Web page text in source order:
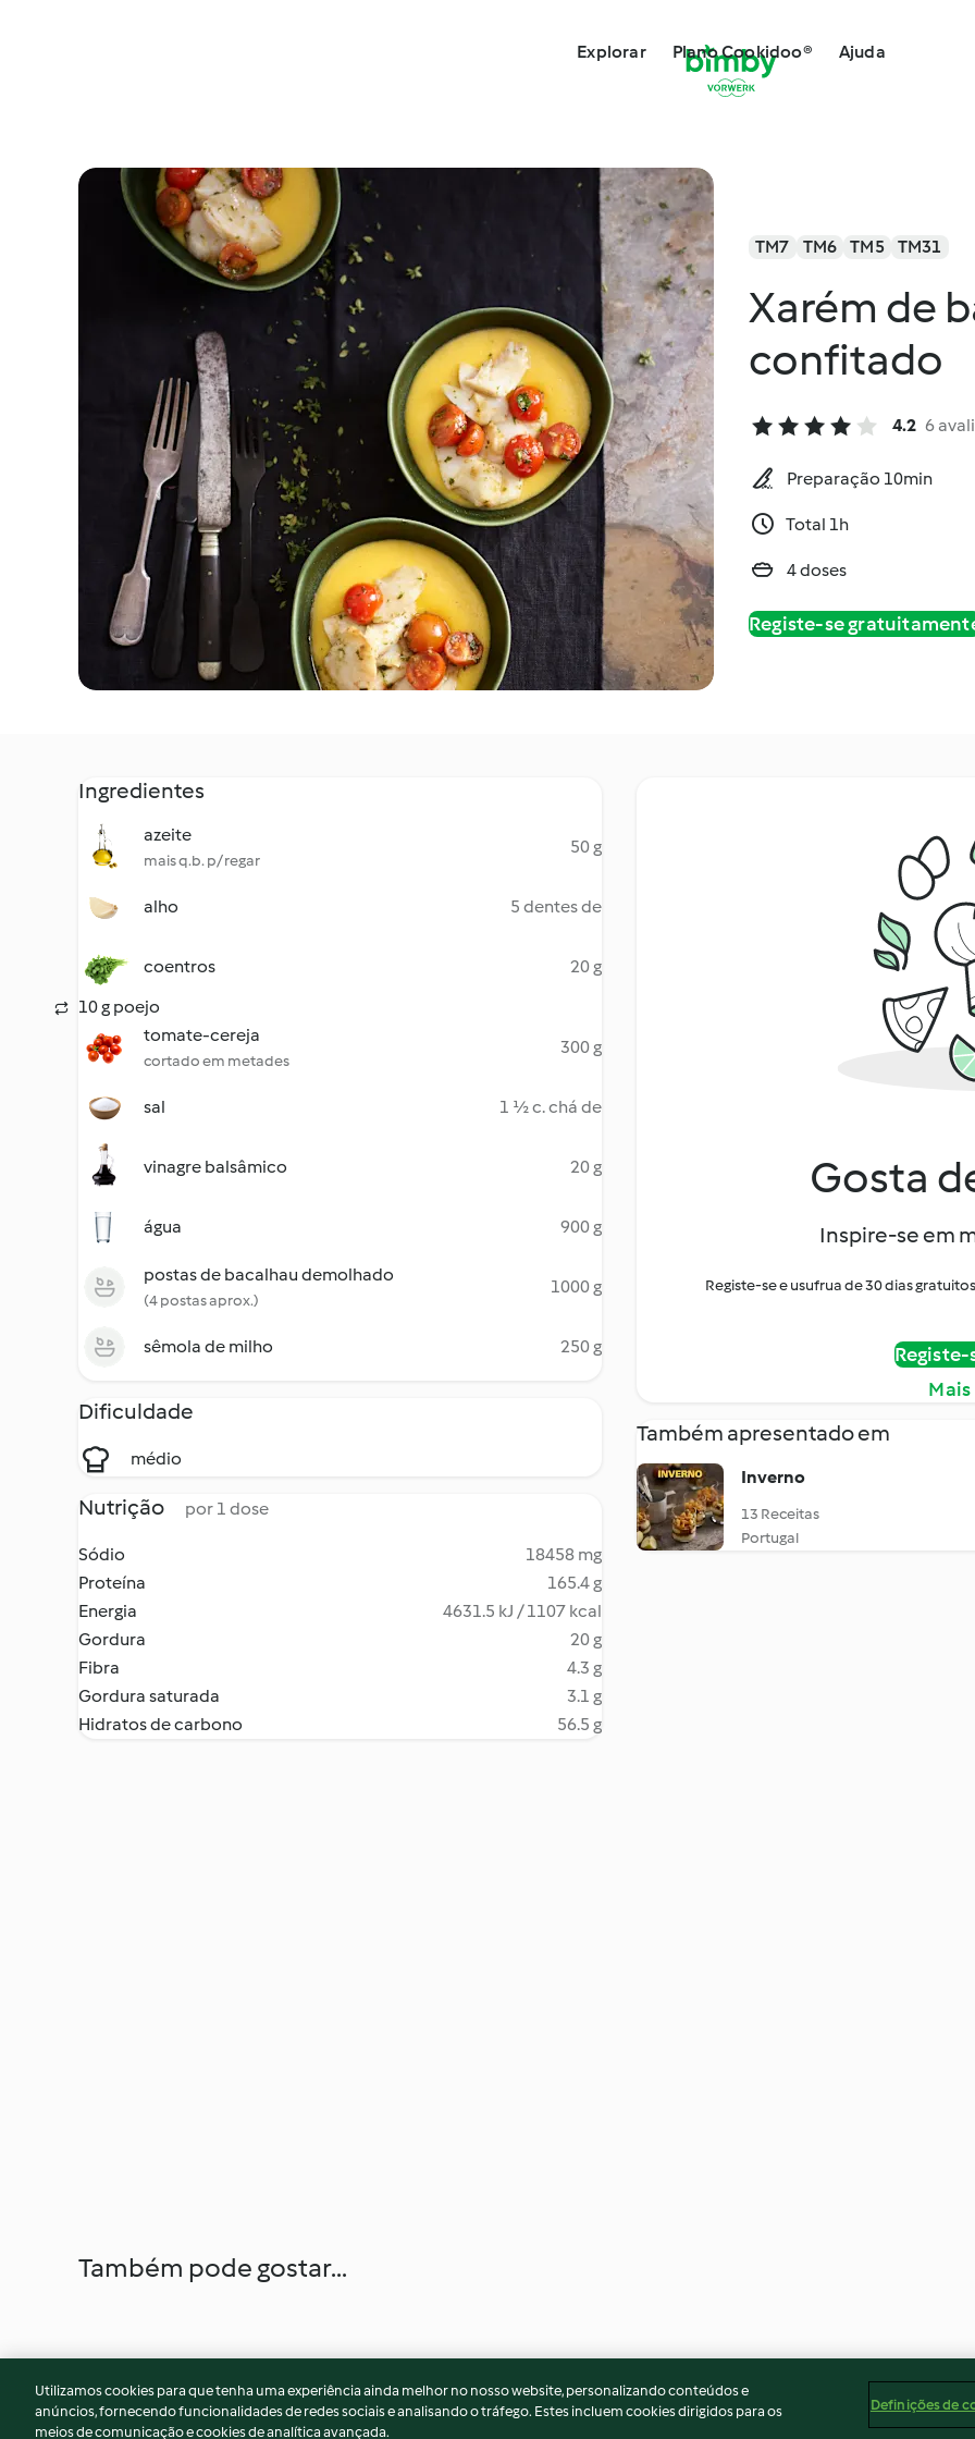
Explorar Plano Cookidoo® Ajuda
TM7 TM6 TM5 TM31
Xarém de
confitado
4.2 6
Preparação 10min
Total 1h
4 doses
Registe-se
Ingredientes
azeite
mais q.b. p/ regar
50 g
alho 5 dentes de
coentros
20 g
10 g poejo
tomate-cereja
cortado em metades
300 g
sal 1 ½ c. chá de
vinagre balsâmico 20 g
água 900 g
postas de bacalhau demolhado
(4 postas aprox.)
1000 g
sêmola de milho 250 g
Dificuldade
médio
Nutrição por 1 dose
Sódio
18458 mg
Proteína
165.4 g
Energia
4631.5 kJ / 1107 kcal
Gordura
20 g
Fibra
4.3 g
Gordura saturada
3.1 g
Hidratos de carbono
56.5 g
Gosta
Inspire-se em
Registe-se e usufrua de 30 dias
Também apresentado em
Inverno
13 Receitas
Portugal
Também pode gostar...
Utilizamos cookies para que tenha uma experiência ainda melhor no nosso website, personalizando conteúdos e
anúncios, fornecendo funcionalidades de redes sociais e analisando o tráfego. Estes incluem cookies dirigidos para os
meios de comunicação e cookies de analítica avançada.
Definições de